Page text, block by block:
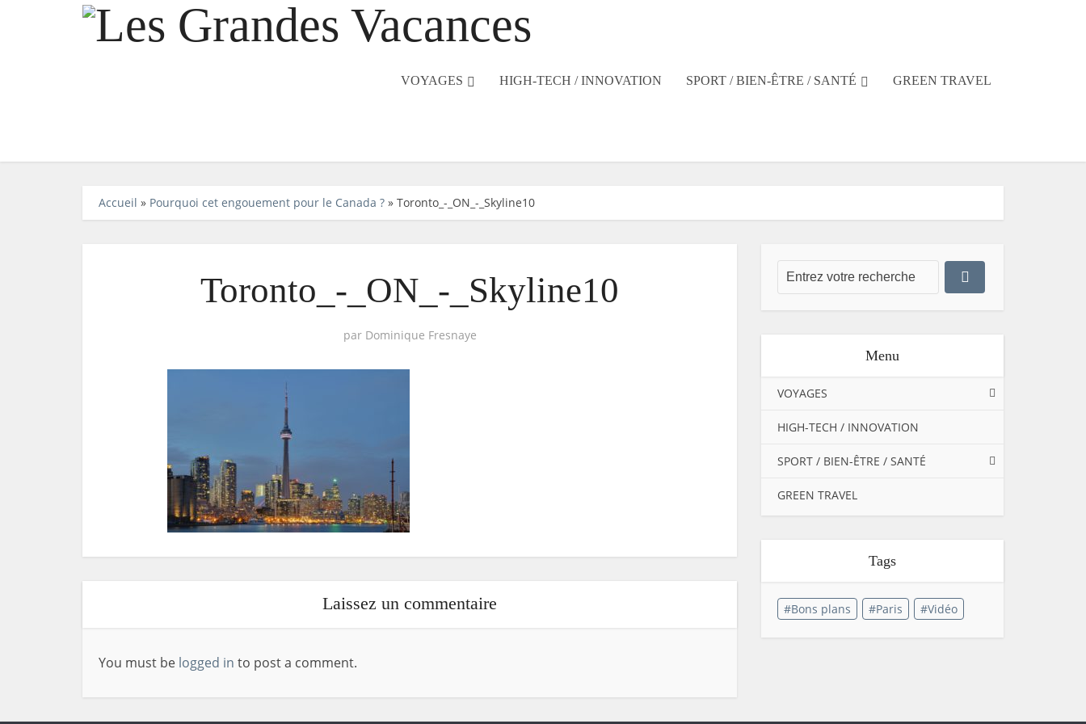
VOYAGES HIGH-TECH / INNOVATION SPORT / BIEN-ÊTRE / SANTÉ GREEN TRAVEL
Accueil » Pourquoi cet engouement pour le Canada ? » Toronto_-_ON_-_Skyline10
Toronto_-_ON_-_Skyline10
par Dominique Fresnaye
Laissez un commentaire
You must be logged in to post a comment.
Menu
VOYAGES
HIGH-TECH / INNOVATION
SPORT / BIEN-ÊTRE / SANTÉ
GREEN TRAVEL
Tags
Bons plans Paris Vidéo